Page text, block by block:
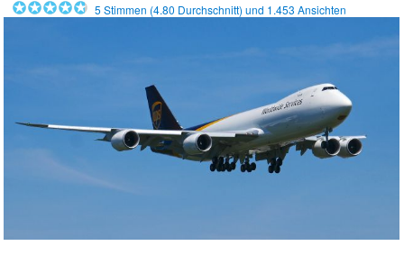
5 Stimmen (4.80 Durchschnitt) und 1.453 Ansichten